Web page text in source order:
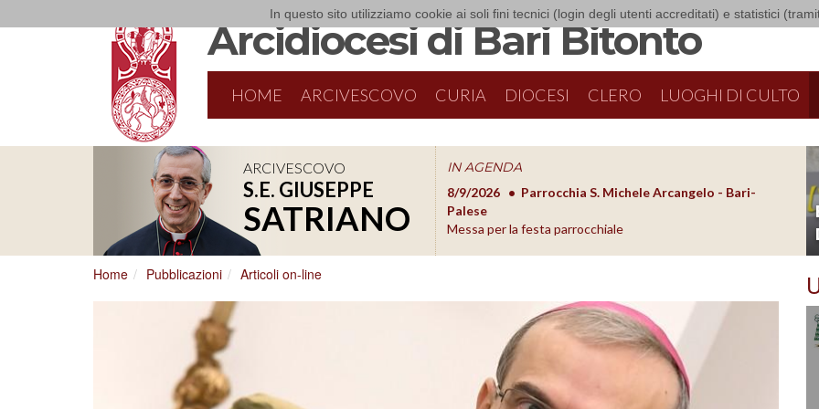
In questo sito utilizziamo cookie ai soli fini tecnici (login degli utenti accreditati) e statistici
Arcidiocesi di Bari Bitonto
HOME ARCIVESCOVO CURIA DIOCESI CLERO LUOGHI DI CULTO
ARCIVESCOVO
S.E. GIUSEPPE
SATRIANO
IN AGENDA
8/17/2026
Conversano
Conferenza Episcopale Pugliese
8/9/2026
Parrocchia S. Michele Arcangelo - Bari-
Palese
Messa per la festa parrocchiale
8/10/
Home Pubblicazioni Articoli on-line